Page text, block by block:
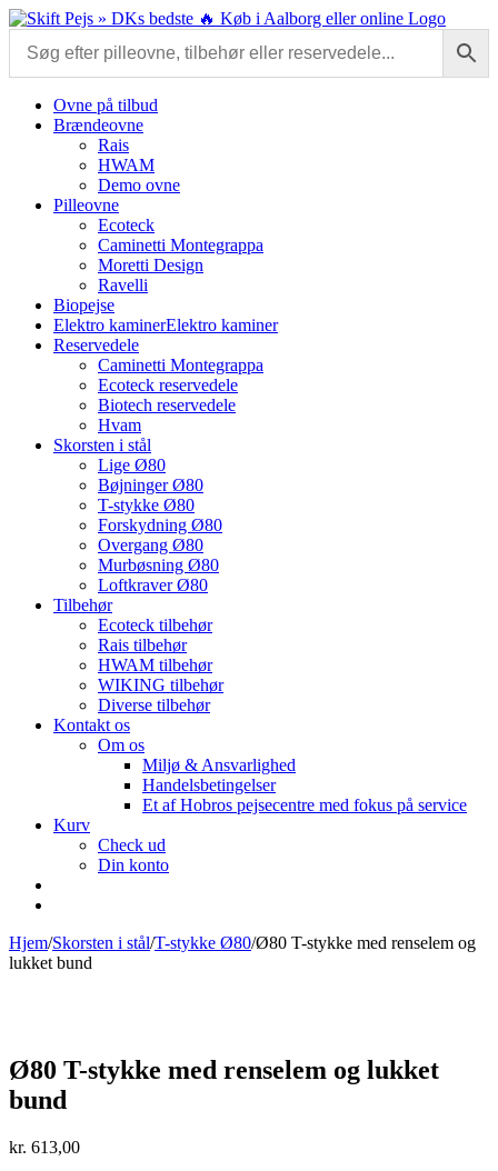
Skip
content
Ovne på tilbud
Brændeovne
Rais
HWAM
Demo ovne
Pilleovne
Ecoteck
Caminetti Montegrappa
Moretti Design
Ravelli
Biopejse
Elektro kaminerElektro kaminer
Reservedele
Caminetti Montegrappa
Ecoteck reservedele
Biotech reservedele
Hvam
Skorsten i stål
Lige Ø80
Bøjninger Ø80
T-stykke Ø80
Forskydning Ø80
Overgang Ø80
Murbøsning Ø80
Loftkraver Ø80
Tilbehør
Ecoteck tilbehør
Rais tilbehør
HWAM tilbehør
WIKING tilbehør
Diverse tilbehør
Kontakt os
Om os
Miljø & Ansvarlighed
Handelsbetingelser
Et af Hobros pejsecentre med fokus på service
Kurv
Check ud
Din konto
Hjem/Skorsten i stål/T-stykke Ø80/Ø80 T-stykke med renselem og
lukket bund
Ø80 T-stykke med renselem og lukket
bund
kr. 613,00